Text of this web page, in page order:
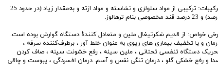
ترکیبات: ترکیبی از مواد سلولزی و نشاسته و مواد ازته و به‌مقدار زیاد (در حدود 25
درصد قند مخصوصی بنام ترهالوز.
خواص: از قدیم شکرتیغال ملین و متعادل کنندهٔ دستگاه گوارش بوده است.
و یا تخفیف بیماری های ریوی به عنوان خلط آور ، برطرف‌کننده سرفه ،
دستگاه تنفسی تحتانی ، ملین سینه ، رفع خشونت سینه ، صاف کردن
و رفع خشکی گلو ، درمان تنگی نفس و آسم. درمان افسردگی ، یبوست و چاقی